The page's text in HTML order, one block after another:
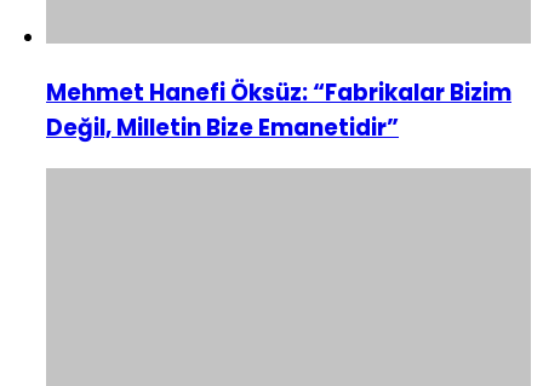
Mehmet Hanefi Öksüz: “Fabrikalar Bizim
Değil, Milletin Bize Emanetidir”